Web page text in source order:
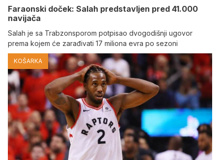
Faraonski doček: Salah predstavljen pred 41.000
navijača
Salah je sa Trabzonsporom potpisao dvogodišnji ugovor
prema kojem će zarađivati 17 miliona evra po sezoni
KOŠARKA